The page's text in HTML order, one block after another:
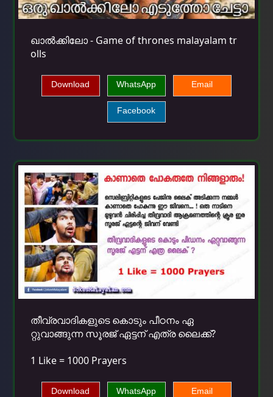
ഖാൽക്കിലോ - Game of thrones malayalam tr
olls
Download WhatsApp Email
Facebook
തീവ്രവാദികളുടെ കൊടും പീഠനം ഏ
റ്റുവാങ്ങുന്ന സൂരജ് ഏട്ടന് എത്ര ലൈക്ക്?
1 Like = 1000 Prayers
Download WhatsApp Email